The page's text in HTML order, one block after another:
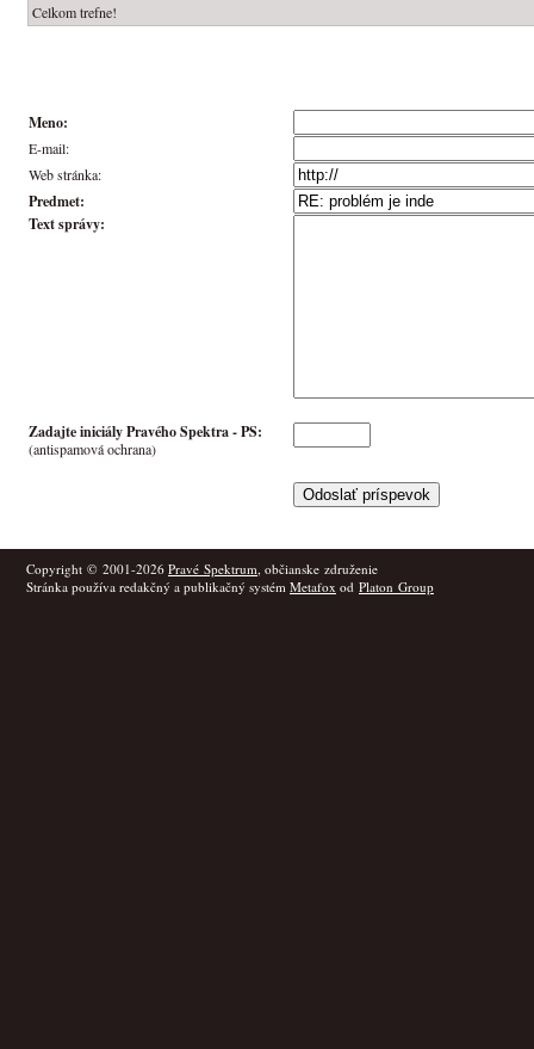
Celkom trefne!
Meno:
E-mail:
Web stránka:
Predmet:
Text správy:
Zadajte iniciály Pravého Spektra -PS:
(antispamová ochrana)
Copyright © 2001-2026 Pravé Spektrum, občianske združenie
Stránka používa redakčný a publikačný systém Metafox od Platon Group